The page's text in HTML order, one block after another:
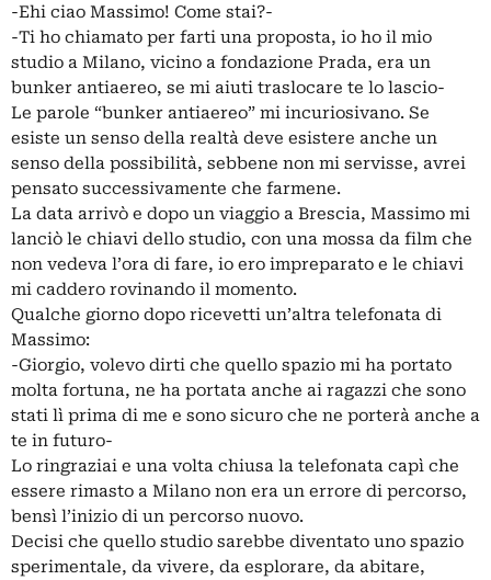
-Ehi ciao Massimo! Come stai?-
-Ti ho chiamato per farti una proposta, io ho il mio
studio a Milano, vicino a fondazione Prada, era un
bunker antiaereo, se mi aiuti traslocare te lo lascio-
Le parole “bunker antiaereo” mi incuriosivano. Se
esiste un senso della realtà deve esistere anche un
senso della possibilità, sebbene non mi servisse, avrei
pensato successivamente che farmene.
La data arrivò e dopo un viaggio a Brescia, Massimo mi
lanciò le chiavi dello studio, con una mossa da film che
non vedeva l’ora di fare, io ero impreparato e le chiavi
mi caddero rovinando il momento.
Qualche giorno dopo ricevetti un’altra telefonata di
Massimo:
-Giorgio, volevo dirti che quello spazio mi ha portato
molta fortuna, ne ha portata anche ai ragazzi che sono
stati lì prima di me e sono sicuro che ne porterà anche a
te in futuro-
Lo ringraziai e una volta chiusa la telefonata capì che
essere rimasto a Milano non era un errore di percorso,
bensì l’inizio di un percorso nuovo.
Decisi che quello studio sarebbe diventato uno spazio
sperimentale, da vivere, da esplorare, da abitare,